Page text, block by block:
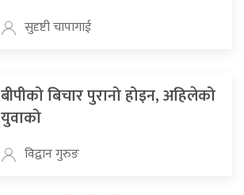
सुदृष्टी चापागाई
बीपीको बिचार पुरानो होइन, अहिलेको
युवाको
विद्वान गुरुङ